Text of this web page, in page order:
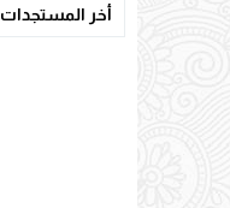
أخر المستجدات